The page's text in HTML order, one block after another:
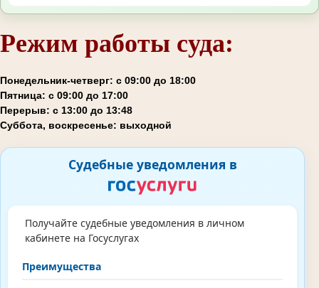
Режим работы суда:
Понедельник-четверг: с 09:00 до 18:00
Пятница: с 09:00 до 17:00
Перерыв: с 13:00 до 13:48
Суббота, воскресенье: выходной
Судебные уведомления в
Получайте судебные уведомления в личном
кабинете на Госуслугах
Преимущества